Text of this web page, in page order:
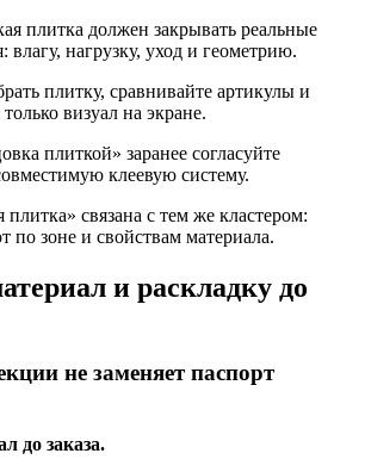
плитка должен закрывать реальные
нагрузку, уход и геометрию.
плитку, сравнивайте артикулы и
визуал на экране.
плиткой» заранее согласуйте
клеевую систему.
плитка» связана с тем же кластером:
зоне и свойствам материала.
и раскладку до
не заменяет паспорт
до заказа.